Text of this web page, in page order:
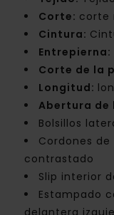
Corte: corte
Cintura:
Entrepierna:
Corte de la
Longitud:
Abertura de
Bolsillos
Cordones
contrastado
Slip interior
Estampado